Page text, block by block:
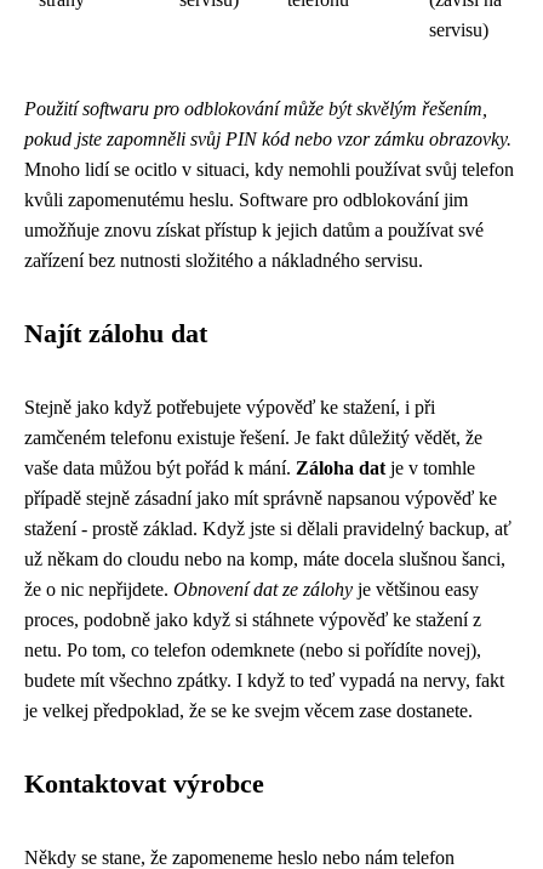
servisu)
Použití softwaru pro odblokování může být skvělým řešením,
pokud jste zapomněli svůj PIN kód nebo vzor zámku obrazovky.
Mnoho lidí se ocitlo v situaci, kdy nemohli používat svůj telefon
kvůli zapomenutému heslu. Software pro odblokování jim
umožňuje znovu získat přístup k jejich datům a používat své
zařízení bez nutnosti složitého a nákladného servisu.
Najít zálohu dat
Stejně jako když potřebujete výpověď ke stažení, i při
zamčeném telefonu existuje řešení. Je fakt důležitý vědět, že
vaše data můžou být pořád k mání. Záloha dat je v tomhle
případě stejně zásadní jako mít správně napsanou výpověď ke
stažení - prostě základ. Když jste si dělali pravidelný backup, ať
už někam do cloudu nebo na komp, máte docela slušnou šanci,
že o nic nepřijdete. Obnovení dat ze zálohy je většinou easy
proces, podobně jako když si stáhnete výpověď ke stažení z
netu. Po tom, co telefon odemknete (nebo si pořídíte novej),
budete mít všechno zpátky. I když to teď vypadá na nervy, fakt
je velkej předpoklad, že se ke svejm věcem zase dostanete.
Kontaktovat výrobce
Někdy se stane, že zapomeneme heslo nebo nám telefon